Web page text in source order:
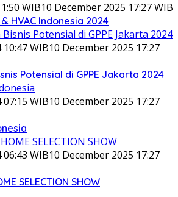
WIB10 December 2025 17:27 WIB
HVAC Indonesia 2024
WIB10 December 2025 17:27
Potensial di GPPE Jakarta 2024
WIB10 December 2025 17:27
WIB10 December 2025 17:27
SELECTION SHOW